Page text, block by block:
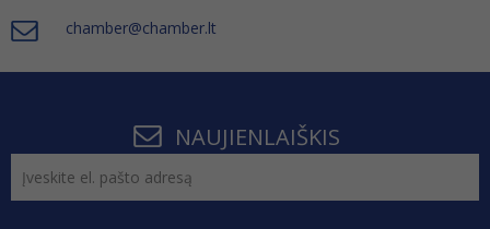
chamber@chamber.lt
NAUJIENLAIŠKIS